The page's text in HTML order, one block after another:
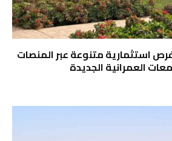
استثمارية متنوعة عبر المنصات
العمرانية الجديدة